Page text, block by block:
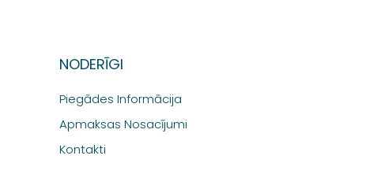
NODERĪGI
Piegādes Informācija
Apmaksas Nosacījumi
Kontakti